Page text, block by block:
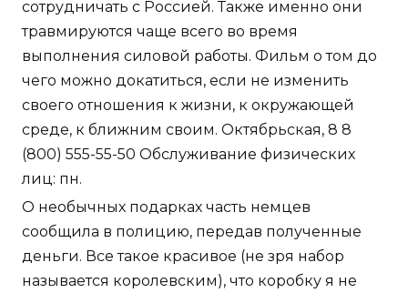
сотрудничать с Россией. Также именно они
травмируются чаще всего во время
выполнения силовой работы. Фильм о том до
чего можно докатиться, если не изменить
своего отношения к жизни, к окружающей
среде, к ближним своим. Октябрьская, 8 8
(800) 555-55-50 Обслуживание физических
лиц: пн.
О необычных подарках часть немцев
сообщила в полицию, передав полученные
деньги. Все такое красивое (не зря набор
называется королевским), что коробку я не